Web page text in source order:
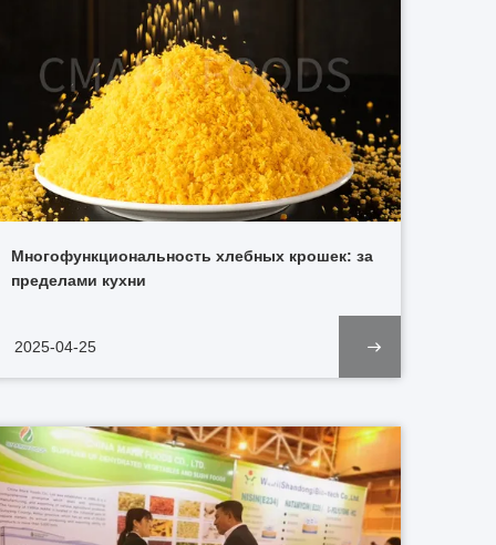
Многофункциональность хлебных крошек: за
пределами кухни
2025-04-25